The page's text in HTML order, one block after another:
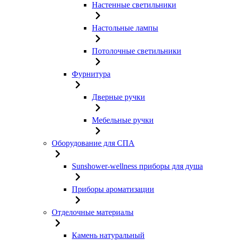
Настенные светильники
Настольные лампы
Потолочные светильники
Фурнитура
Дверные ручки
Мебельные ручки
Оборудование для СПА
Sunshower-wellness приборы для душа
Приборы ароматизации
Отделочные материалы
Камень натуральный